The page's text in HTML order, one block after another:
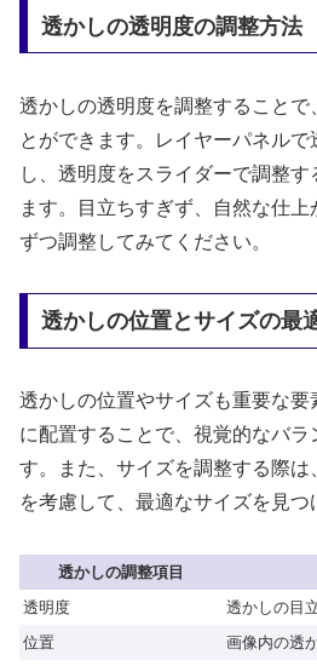
透かしの透明度の調整方法
透かしの透明度を調整することで
とができます。レイヤーパネル
し、透明度をスライダーで調整
ます。目立ちすぎず、自然な仕
ずつ調整してみてください。
透かしの位置とサイズの最
透かしの位置やサイズも重要な
に配置することで、視覚的なバラ
す。また、サイズを調整する際は
を考慮して、最適なサイズを見つ
透かしの調整項目
透明度
透かしの目
位置
画像内の透